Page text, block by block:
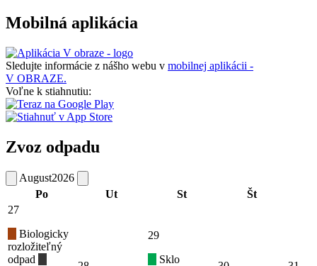
Mobilná aplikácia
Sledujte informácie z nášho webu v mobilnej aplikácii -
V OBRAZE.
Voľne k stiahnutiu:
Zvoz odpadu
August2026
Po
Ut St Št
27
Biologicky
rozložiteľný
odpad
29
Sklo